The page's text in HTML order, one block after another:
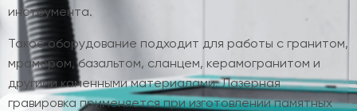
инструмента.
Такое оборудование подходит для работы с гранитом,
мрамором, базальтом, сланцем, керамогранитом и
другими каменными материалами. Лазерная
гравировка применяется при изготовлении памятных